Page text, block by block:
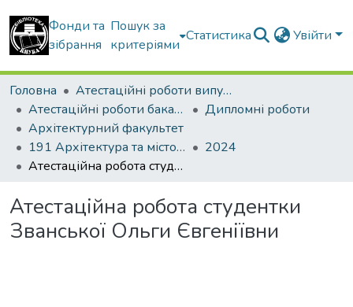
Фонди та
зібрання
Пошук за
критеріями
Статистика Увійти
Головна
Атестаційні роботи випускників
Атестаційні роботи бакалаврів
Дипломні роботи
Архітектурний факультет
191 Архітектура та містобудування
2024
Атестаційна робота студентки Званської Ольги Євгеніївни
Атестаційна робота студентки
Званської Ольги Євгеніївни